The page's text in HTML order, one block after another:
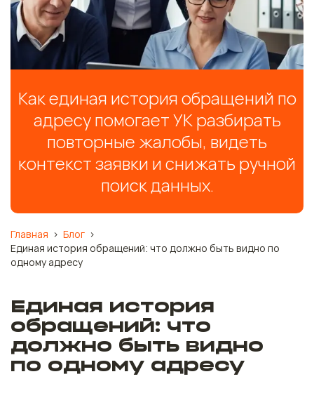
Как единая история обращений по
адресу помогает УК разбирать
повторные жалобы, видеть
контекст заявки и снижать ручной
поиск данных.
Главная > Блог >
Единая история обращений: что должно быть видно по
одному адресу
Единая история
обращений: что
должно быть видно
по одному адресу